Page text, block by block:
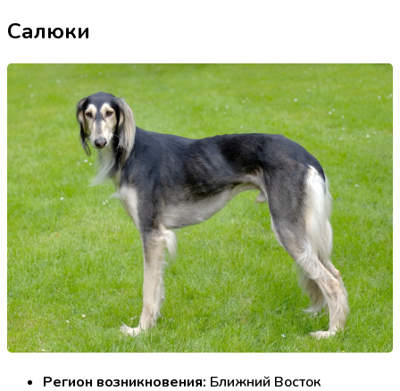
Салюки
Регион возникновения: Ближний Восток